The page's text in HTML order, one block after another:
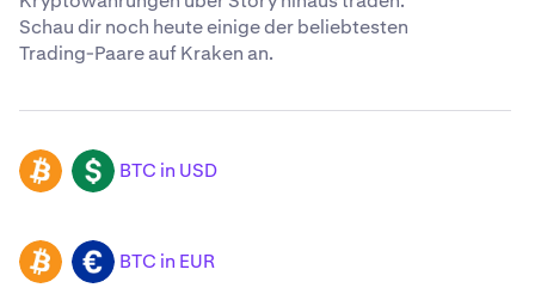
Schau dir noch heute einige der beliebtesten
Trading-Paare auf Kraken an.
BTC USD BTC in USD
BTC EUR BTC in EUR